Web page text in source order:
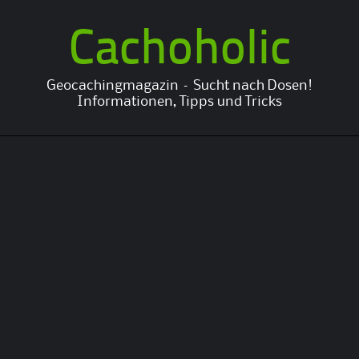
Cachoholic
Geocachingmagazin – Sucht nach Dosen!
Informationen, Tipps und Tricks